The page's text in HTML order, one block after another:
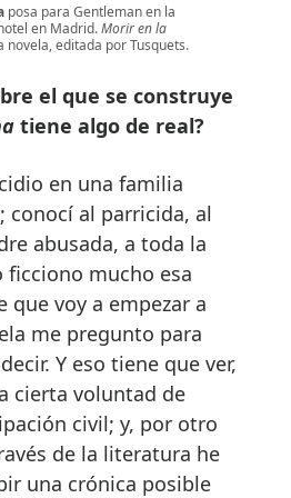
posa para Gentleman en la
en Madrid.Morir en la
novela, editada por Tusquets.
el que se construye
tiene algo de real?
en una familia
conocí al parricida, al
abusada, a toda la
mucho esa
que voy a empezar a
me pregunto para
Y eso tiene que ver,
cierta voluntad de
civil; y, por otro
de la literatura he
una crónica posible